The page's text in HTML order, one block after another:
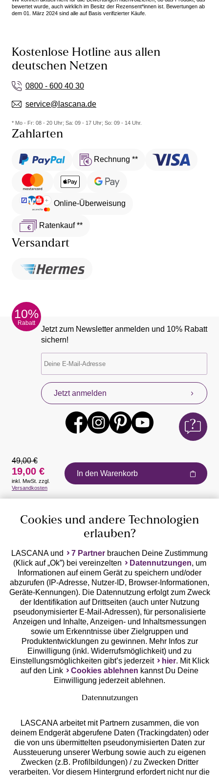
bewertet wurde, auch wirklich im Besitz der Rezensent*innen ist. Bewertungen ab
dem 01. März 2024 sind alle auf Basis verifizierter Käufe.
Kostenlose Hotline aus allen
deutschen Netzen
0800 - 600 40 30
service@lascana.de
* Mo - Fr: 08 - 20 Uhr; Sa: 09 - 17 Uhr; So: 09 - 14 Uhr.
Zahlarten
Rechnung **
Online-Überweisung
Ratenkauf **
Versandart
10%
Rabatt
Jetzt zum Newsletter anmelden und 10% Rabatt
sichern!
Jetzt anmelden
Auszeichnungen
Geprüfte Sicherheit
Unsere Apps
Services
Beratung
49,00 €
19,00 €
inkl. MwSt. zzgl.
Versandkosten
In den Warenkorb
Cookies und andere Technologien
erlauben?
LASCANA und 7 Partner brauchen Deine Zustimmung
(Klick auf „Ok”) bei vereinzelten
Datennutzungen, um
Informationen auf einem Gerät zu speichern und/oder
abzurufen (IP-Adresse, Nutzer-ID, Browser-Informationen,
Geräte-Kennungen). Die Datennutzung erfolgt zum Zweck
der Identifikation auf Drittseiten (auch unter Nutzung
pseudonymisierter E-Mail-Adressen), für personalisierte
Anzeigen und Inhalte, Anzeigen- und Inhaltsmessungen
sowie um Erkenntnisse über Zielgruppen und
Produktentwicklungen zu gewinnen. Mehr Infos zur
Einwilligung (inkl. Widerrufsmöglichkeit) und zu
Einstellungsmöglichkeiten gibt’s jederzeit
hier. Mit Klick
auf den Link
Cookies ablehnen kannst Du Deine
Einwilligung jederzeit ablehnen.
Datennutzungen
LASCANA arbeitet mit Partnern zusammen, die von
deinem Endgerät abgerufene Daten (Trackingdaten) oder
die von uns übermittelten pseudonymisierten Daten zur
Aussteuerung unserer Werbung sowie auch zu eigenen
Zwecken (z.B. Profilbildungen) / zu Zwecken Dritter
verarbeiten. Vor diesem Hintergrund erfordert nicht nur die